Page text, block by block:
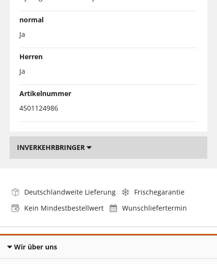
normal
Ja
Herren
Ja
Artikelnummer
4501124986
INVERKEHRBRINGER
Deutschlandweite Lieferung
Frischegarantie
Kein Mindestbestellwert
Wunschliefertermin
Wir über uns